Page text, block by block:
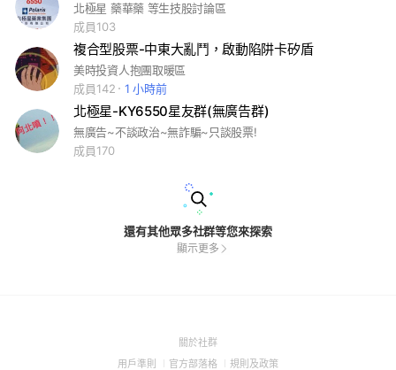
北極星 藥華藥 等生技股討論區
成員103
複合型股票-中東大亂鬥，啟動陷阱卡矽盾
美時投資人抱團取暖區
成員142
1 小時前
北極星-KY6550星友群(無廣告群)
無廣告~不談政治~無詐騙~只談股票!
成員170
還有其他眾多社群等您來探索
顯示更多
關於社群(Open
用戶準則 (Open
官方部落格 (Open
規則及政策(Open